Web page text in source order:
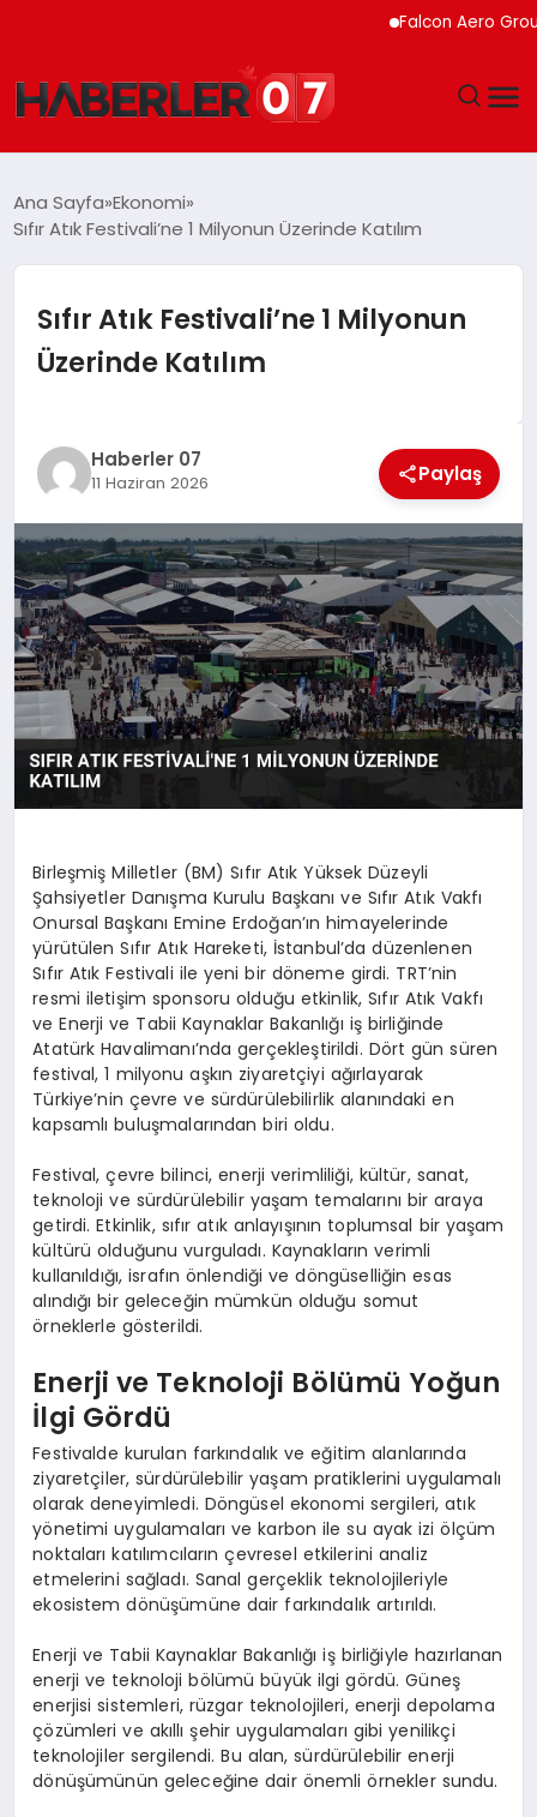
Falcon Aero Group,
YAŞAM
SPOR
EĞITIM
MAGAZIN
DIĞER
Ana Sayfa Ekonomi
Sıfır Atık Festivali’ne 1 Milyonun Üzerinde Katılım
Sıfır Atık Festivali’ne 1 Milyonun
Üzerinde Katılım
Haberler 07
11 Haziran 2026 Paylaş
Birleşmiş Milletler (BM) Sıfır Atık Yüksek Düzeyli
Şahsiyetler Danışma Kurulu Başkanı ve Sıfır Atık Vakfı
Onursal Başkanı Emine Erdoğan’ın himayelerinde
yürütülen Sıfır Atık Hareketi, İstanbul’da düzenlenen
Sıfır Atık Festivali ile yeni bir döneme girdi. TRT’nin
resmi iletişim sponsoru olduğu etkinlik, Sıfır Atık Vakfı
ve Enerji ve Tabii Kaynaklar Bakanlığı iş birliğinde
Atatürk Havalimanı’nda gerçekleştirildi. Dört gün süren
festival, 1 milyonu aşkın ziyaretçiyi ağırlayarak
Türkiye’nin çevre ve sürdürülebilirlik alanındaki en
kapsamlı buluşmalarından biri oldu.
Festival, çevre bilinci, enerji verimliliği, kültür, sanat,
teknoloji ve sürdürülebilir yaşam temalarını bir araya
getirdi. Etkinlik, sıfır atık anlayışının toplumsal bir yaşam
kültürü olduğunu vurguladı. Kaynakların verimli
kullanıldığı, israfın önlendiği ve döngüselliğin esas
alındığı bir geleceğin mümkün olduğu somut
örneklerle gösterildi.
Enerji ve Teknoloji Bölümü Yoğun
İlgi Gördü
Festivalde kurulan farkındalık ve eğitim alanlarında
ziyaretçiler, sürdürülebilir yaşam pratiklerini uygulamalı
olarak deneyimledi. Döngüsel ekonomi sergileri, atık
yönetimi uygulamaları ve karbon ile su ayak izi ölçüm
noktaları katılımcıların çevresel etkilerini analiz
etmelerini sağladı. Sanal gerçeklik teknolojileriyle
ekosistem dönüşümüne dair farkındalık artırıldı.
Enerji ve Tabii Kaynaklar Bakanlığı iş birliğiyle hazırlanan
enerji ve teknoloji bölümü büyük ilgi gördü. Güneş
enerjisi sistemleri, rüzgar teknolojileri, enerji depolama
çözümleri ve akıllı şehir uygulamaları gibi yenilikçi
teknolojiler sergilendi. Bu alan, sürdürülebilir enerji
dönüşümünün geleceğine dair önemli örnekler sundu.